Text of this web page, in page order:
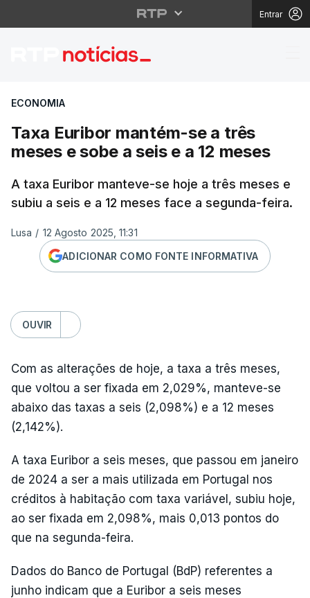
Entrar
Taxa Euribor
ECONOMIA
Taxa Euribor mantém-se a três
meses e sobe a seis e a 12 meses
A taxa Euribor manteve-se hoje a três meses e
subiu a seis e a 12 meses face a segunda-feira.
Lusa / 12 Agosto 2025, 11:31
ADICIONAR COMO FONTE INFORMATIVA
OUVIR
Com as alterações de hoje, a taxa a três meses,
que voltou a ser fixada em 2,029%, manteve-se
abaixo das taxas a seis (2,098%) e a 12 meses
(2,142%).
A taxa Euribor a seis meses, que passou em janeiro
de 2024 a ser a mais utilizada em Portugal nos
créditos à habitação com taxa variável, subiu hoje,
ao ser fixada em 2,098%, mais 0,013 pontos do
que na segunda-feira.
Dados do Banco de Portugal (BdP) referentes a
junho indicam que a Euribor a seis meses